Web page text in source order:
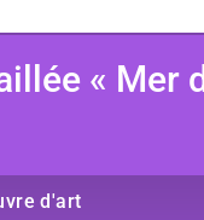
« Mer
d'art